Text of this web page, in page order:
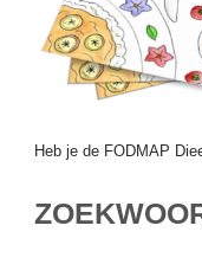
Heb je de FODMAP